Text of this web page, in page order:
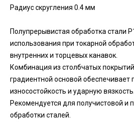
Радиус скругления 0.4 мм
Полупрерывистая обработка стали
использования при токарной
внутренних и торцевых канавок.
Комбинация из столбчатых покрытий
градиентной основой обеспечивает
износостойкость и ударную вязкость.
Рекомендуется для получистовой и
обработки сталей.